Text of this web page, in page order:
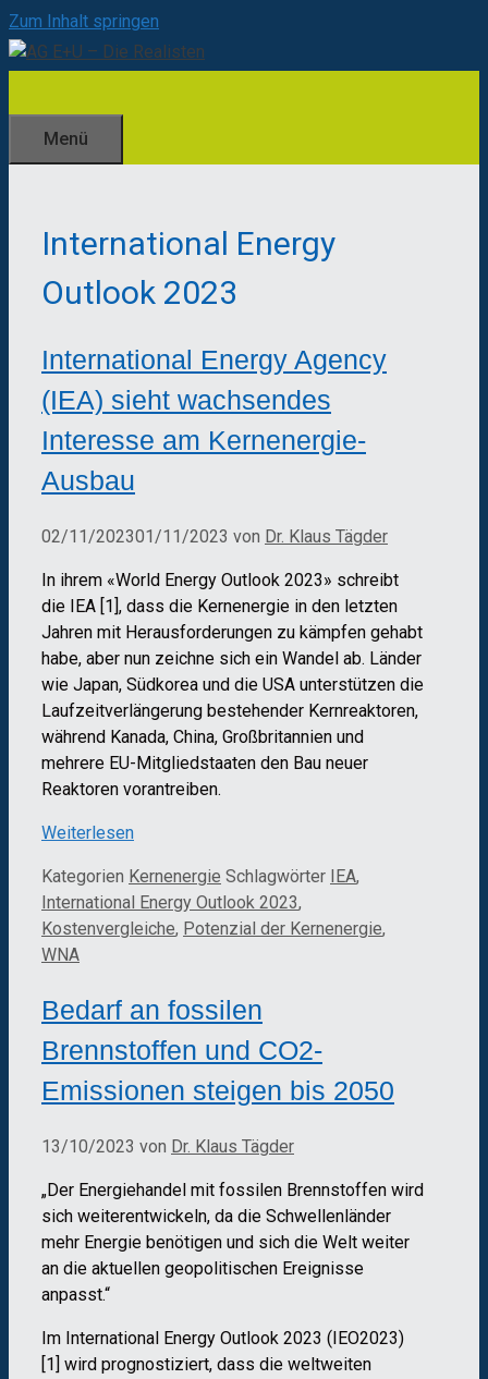
Zum Inhalt springen
Menü
International Energy
Outlook 2023
International Energy Agency
(IEA) sieht wachsendes
Interesse am Kernenergie-
Ausbau
02/11/202301/11/2023 von Dr. Klaus Tägder
In ihrem «World Energy Outlook 2023» schreibt
die IEA [1], dass die Kernenergie in den letzten
Jahren mit Herausforderungen zu kämpfen gehabt
habe, aber nun zeichne sich ein Wandel ab. Länder
wie Japan, Südkorea und die USA unterstützen die
Laufzeitverlängerung bestehender Kernreaktoren,
während Kanada, China, Großbritannien und
mehrere EU-Mitgliedstaaten den Bau neuer
Reaktoren vorantreiben.
Weiterlesen
Kategorien Kernenergie Schlagwörter IEA,
International Energy Outlook 2023,
Kostenvergleiche, Potenzial der Kernenergie,
WNA
Bedarf an fossilen
Brennstoffen und CO2-
Emissionen steigen bis 2050
13/10/2023 von Dr. Klaus Tägder
„Der Energiehandel mit fossilen Brennstoffen wird
sich weiterentwickeln, da die Schwellenländer
mehr Energie benötigen und sich die Welt weiter
an die aktuellen geopolitischen Ereignisse
anpasst.“
Im International Energy Outlook 2023 (IEO2023)
[1] wird prognostiziert, dass die weltweiten